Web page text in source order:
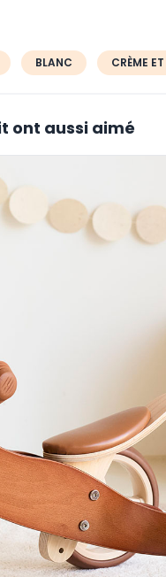
la veilleuse au bout de
l'endormissement. Si
sur sa carapace.
mélodie)
BLANC CRÈME
ont aussi aimé